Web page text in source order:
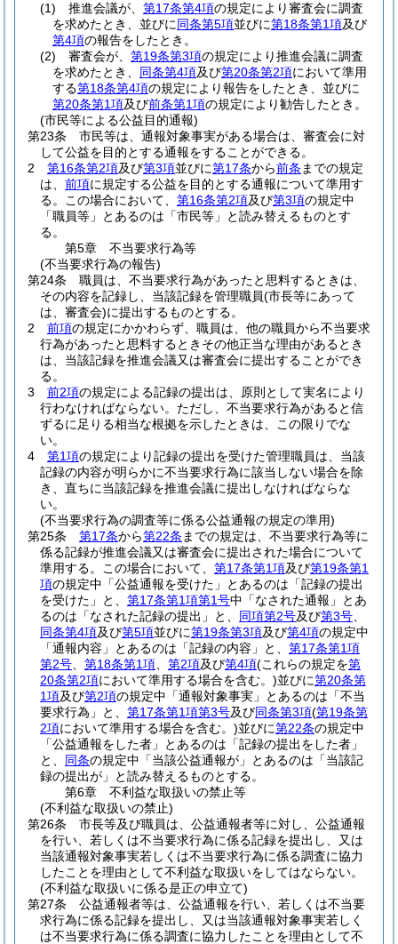
(1)
推進会議が、 第17条第4項の規定により審査会に調査
を求めたとき、並びに同条第5項並びに第18条第1項及び
第4項の報告をしたとき。
(2)
審査会が、 第19条第3項の規定により推進会議に調査
を求めたとき、 同条第4項及び第20条第2項において準用
する第18条第4項の規定により報告をしたとき、並びに
第20条第1項及び前条第1項の規定により勧告したとき。
(市民等による公益目的通報)
第23条
市民等は、通報対象事実がある場合は、審査会に対
して公益を目的とする通報をすることができる。
2
第16条第2項及び第3項並びに第17条から前条 までの規定
は、 前項に規定する公益を目的とする通報について準用す
る。
この場合において、 第16条第2項及び第3項の規定中
「職員等」とあるのは「市民等」と読み替えるものとす
る。
第5章
不当要求行為等
(不当要求行為の報告)
第24条
職員は、不当要求行為があったと思料するときは、
その内容を記録し、当該記録を管理職員(市長等にあって
は、審査会)に提出するものとする。
2
前項の規定にかかわらず、職員は、他の職員から不当要求
行為があったと思料するときその他正当な理由があるとき
は、当該記録を推進会議又は審査会に提出することができ
る。
3
前2項の規定による記録の提出は、原則として実名により
行わなければならない。 ただし、不当要求行為があると信
ずるに足りる相当な根拠を示したときは、この限りでな
い。
4
第1項の規定により記録の提出を受けた管理職員は、当該
記録の内容が明らかに不当要求行為に該当しない場合を除
き、直ちに当該記録を推進会議に提出しなければならな
い。
(不当要求行為の調査等に係る公益通報の規定の準用)
第25条
第17条から第22条 までの規定は、不当要求行為等に
係る記録が推進会議又は審査会に提出された場合について
準用する。
この場合において、 第17条第1項及び第19条第1
項の規定中「公益通報を受けた」とあるのは「記録の提出
を受けた」と、 第17条第1項第1号中「なされた通報」とあ
るのは「なされた記録の提出」と、 同項第2号及び第3号
同条第4項及び第5項並びに第19条第3項及び第4項の規定中
「通報内容」とあるのは「記録の内容」と、 第17条第1項
第2号
第18条第1項 第2項及び第4項(これらの規定を第
20条第2項において準用する場合を含む。)並びに第20条第
1項及び第2項の規定中「通報対象事実」とあるのは「不当
要求行為」と、 第17条第1項第3号及び同条第3項(第19条第
2項において準用する場合を含む。)並びに第22条の規定中
「公益通報をした者」とあるのは「記録の提出をした者」
と、 同条の規定中「当該公益通報が」とあるのは「当該記
録の提出が」と読み替えるものとする。
第6章
不利益な取扱いの禁止等
(不利益な取扱いの禁止)
第26条
市長等及び職員は、公益通報者等に対し、公益通報
を行い、若しくは不当要求行為に係る記録を提出し、又は
当該通報対象事実若しくは不当要求行為に係る調査に協力
したことを理由として不利益な取扱いをしてはならない。
(不利益な取扱いに係る是正の申立て)
第27条
公益通報者等は、公益通報を行い、若しくは不当要
求行為に係る記録を提出し、又は当該通報対象事実若しく
は不当要求行為に係る調査に協力したことを理由として不